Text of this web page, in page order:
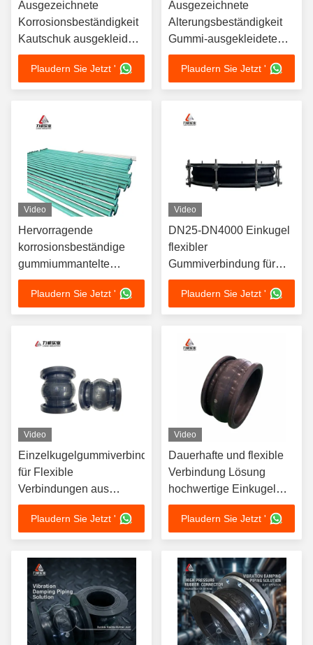
Ausgezeichnete
Korrosionsbeständigkeit
Kautschuk ausgekleidet
Rohr nahtlos
geschweißtes Stahlrohr
JIS Standard Konformität
Konstruktion
Plaudern Sie Jetzt '
Ausgezeichnete
Alterungsbeständigkeit
Gummi-ausgekleidete
Rohrleitung mit
Flanschverbindung
Installationsmethode für
Rohrleitungsdauer
Plaudern Sie Jetzt '
Video
Hervorragende
korrosionsbeständige
gummiummantelte
Pipeline, entwickelt für
langlebige und
flüssigkeitsführende
Plaudern Sie Jetzt '
Video
DN25-DN4000 Einkugel
flexibler
Gummiverbindung für
den Temperaturbereich
von -15°C bis 80°C
Plaudern Sie Jetzt '
Video
Einzelkugelgummiverbindungen
für Flexible
Verbindungen aus
Bergbaugummi
Plaudern Sie Jetzt '
Video
Dauerhafte und flexible
Verbindung Lösung
hochwertige Einkugel
flexible
Gummiverbindung
Plaudern Sie Jetzt '